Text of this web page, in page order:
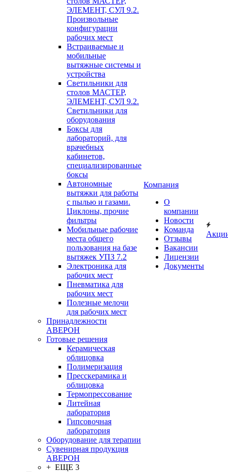
ЭЛЕМЕНТ, СУЛ 9.2.
Произвольные
конфигурации
рабочих мест
Встраиваемые и
мобильные
вытяжные системы и
устройства
Светильники для
столов МАСТЕР,
ЭЛЕМЕНТ, СУЛ 9.2.
Светильники для
оборудования
Боксы для
лабораторий, для
врачебных
кабинетов,
специализированные
боксы
Автономные
вытяжки для работы
с пылью и газами.
Циклоны, прочие
фильтры
Мобильные рабочие
места общего
пользования на базе
вытяжек УПЗ 7.2
Электроника для
рабочих мест
Пневматика для
рабочих мест
Полезные мелочи
для рабочих мест
Принадлежности
АВЕРОН
Готовые решения
Керамическая
облицовка
Полимеризация
Пресскерамика и
облицовка
Термопрессование
Литейная
лаборатория
Гипсовочная
лаборатория
Оборудование для терапии
Сувенирная продукция
АВЕРОН
+ ЕЩЕ 3
Компания
О
компании
Новости
Команда
Отзывы
Вакансии
Лицензии
Документы